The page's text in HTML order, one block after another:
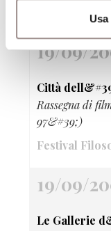
Festival
19/09/
Città
Rassegna di
97&#39;)
Festival
19/09/
Le Gallerie